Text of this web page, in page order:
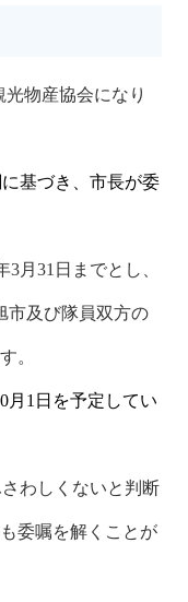
物産協会になり
基づき、市長が委
3月 31 日までとし、
市及び隊員双方の
。
月 1 日を予定してい
わしくないと判断
委嘱を解くことが